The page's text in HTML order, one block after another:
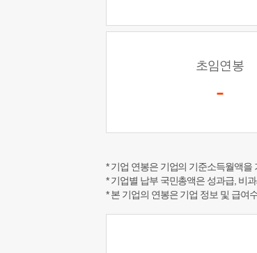
초임연봉
-
* 기업 연봉은 기업의 기준소득월액을
* 기업별 납부 국민총액은 성과급, 비
* 본 기업의 연봉은 기업 정보 및 급여